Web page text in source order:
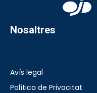
Nosaltres
Avís legal
Política de Privacitat